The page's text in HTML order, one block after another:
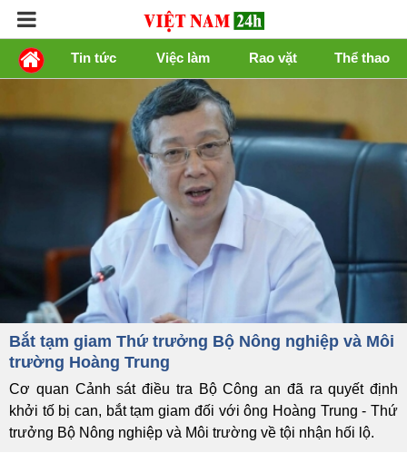
Tin tức Việc làm Rao vặt Thể thao
Bắt tạm giam Thứ trưởng Bộ Nông nghiệp và Môi
trường Hoàng Trung
Cơ quan Cảnh sát điều tra Bộ Công an đã ra quyết định
khởi tố bị can, bắt tạm giam đối với ông Hoàng Trung - Thứ
trưởng Bộ Nông nghiệp và Môi trường về tội nhận hối lộ.